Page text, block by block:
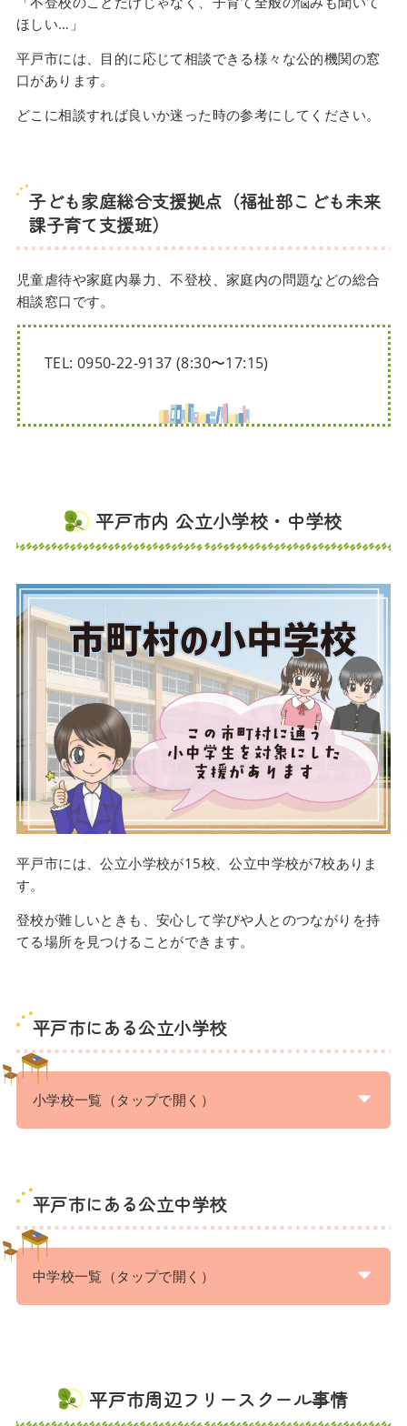
ほしい…」
平戸市には、目的に応じて相談できる様々な公的機関の窓
口があります。
どこに相談すれば良いか迷った時の参考にしてください。
子ども家庭総合支援拠点（福祉部こども未来
課子育て支援班）
児童虐待や家庭内暴力、不登校、家庭内の問題などの総合
相談窓口です。
TEL: 0950-22-9137 (8:30〜17:15)
平戸市内 公立小学校・中学校
平戸市には、公立小学校が15校、公立中学校が7校ありま
す。
登校が難しいときも、安心して学びや人とのつながりを持
てる場所を見つけることができます。
平戸市にある公立小学校
小学校一覧（タップで開く）
平戸市にある公立中学校
中学校一覧（タップで開く）
平戸市周辺フリースクール事情